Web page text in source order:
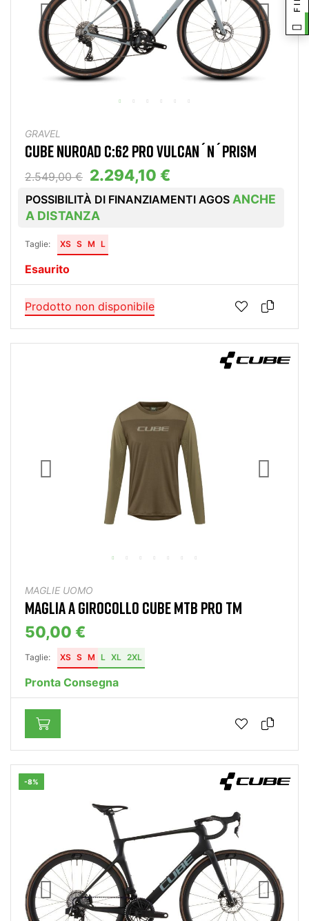
GRAVEL
CUBE NUROAD C:62 PRO VULCAN´N´PRISM
2.549,00 € 2.294,10 €
POSSIBILITÀ DI FINANZIAMENTI AGOS ANCHE
A DISTANZA
Taglie: XS S M L
Esaurito
Prodotto non disponibile
MAGLIE UOMO
MAGLIA A GIROCOLLO CUBE MTB PRO TM
50,00 €
Taglie: XS S M L XL 2XL
Pronta Consegna
-8%